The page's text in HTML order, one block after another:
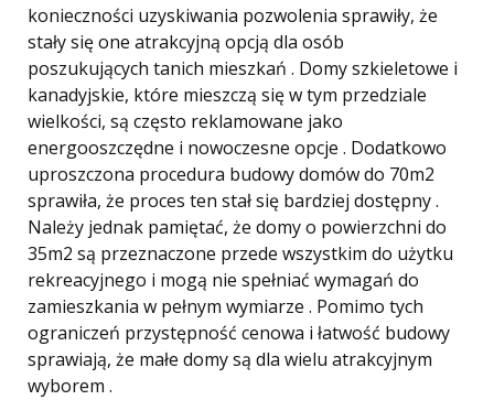
konieczności uzyskiwania pozwolenia sprawiły, że
stały się one atrakcyjną opcją dla osób
poszukujących tanich mieszkań . Domy szkieletowe i
kanadyjskie, które mieszczą się w tym przedziale
wielkości, są często reklamowane jako
energooszczędne i nowoczesne opcje . Dodatkowo
uproszczona procedura budowy domów do 70m2
sprawiła, że ​​proces ten stał się bardziej dostępny .
Należy jednak pamiętać, że domy o powierzchni do
35m2 są przeznaczone przede wszystkim do użytku
rekreacyjnego i mogą nie spełniać wymagań do
zamieszkania w pełnym wymiarze . Pomimo tych
ograniczeń przystępność cenowa i łatwość budowy
sprawiają, że małe domy są dla wielu atrakcyjnym
wyborem .